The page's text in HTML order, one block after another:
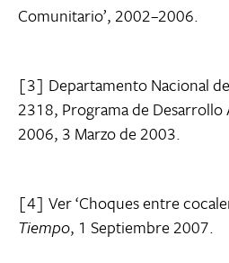
Comunitario’, 2002–2006.
[3] Departamento Nacional
2318, Programa de
2006, 3 Marzo de 2003.
[4] Ver ‘Choques entre
Tiempo, 1 Septiembre 2007.